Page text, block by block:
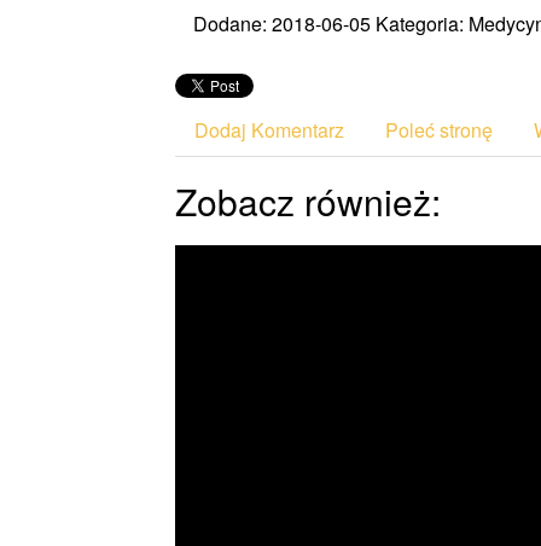
Dodane: 2018-06-05 Kategoria:
Dodaj Komentarz Poleć stronę
Zobacz również: